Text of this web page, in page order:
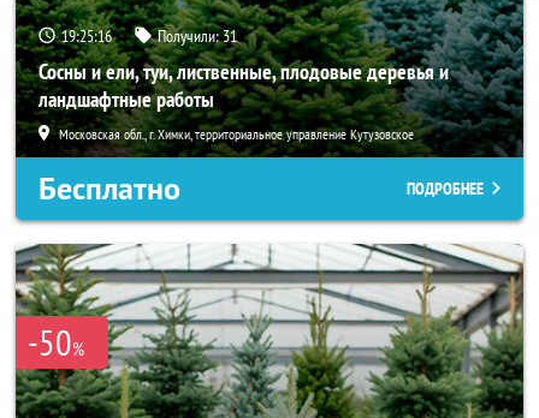
19:25:15 Получили:31
Сосны и ели, туи, лиственные, плодовые деревья и
ландшафтные работы
Московская обл., г. Химки, территориальное управление Кутузовское
Бесплатно ПОДРОБНЕЕ
-50%